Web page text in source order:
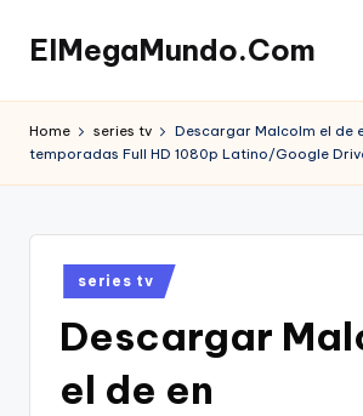
content
ElMegaMundo.Com
EN
Home series tv
Descargar Malcolm el de
temporadas Full HD 1080p Latino/Google
Posted
in
series tv
Descargar
el de en